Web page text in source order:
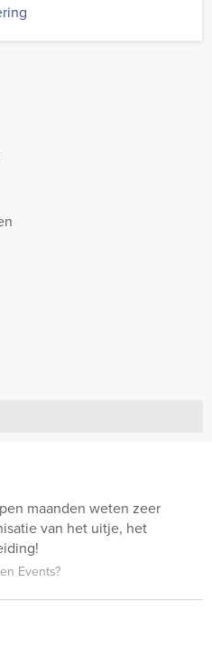
maanden weten zeer
van het uitje, het
Events?